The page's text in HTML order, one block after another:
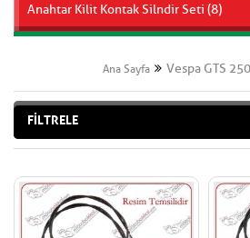
Anahtar Kilit Kontak Silndir Seti (8)
Ana Sayfa Vespa GTS
FİLTRELE